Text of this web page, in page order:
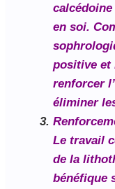
en soi.
positive et
renforcer
éliminer
Le travail
de la
bénéfique